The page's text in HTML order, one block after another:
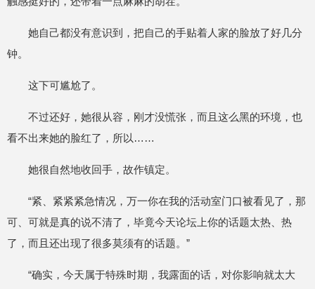
她自己都没有意识到，把自己的手贴着人家的脸放了好几分
钟。
这下可尴尬了。
不过还好，她很从容，刚才没慌张，而且这么黑的环境，也
看不出来她的脸红了，所以……
她很自然地收回手，故作镇定。
“紧、紧紧紧急情况，万一你在我的活动室门口被看见了，那
可、可就是真的说不清了，毕竟今天论坛上你的话题太热、热
了，而且还出现了很多莫须有的话题。”
“确实，今天属于特殊时期，我露面的话，对你影响就太大